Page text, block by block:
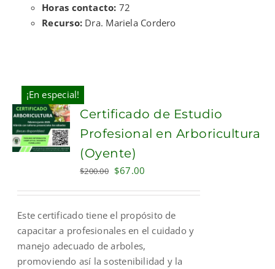
Horas contacto: 72
Recurso: Dra. Mariela Cordero
¡En especial!
ADD TO
CART
Certificado de Estudio
Profesional en Arboricultura
(Oyente)
$200.00 Original
$200.00.
$67.00
$67.00.
Este certificado tiene el propósito de
capacitar a profesionales en el cuidado y
manejo adecuado de arboles,
promoviendo así la sostenibilidad y la